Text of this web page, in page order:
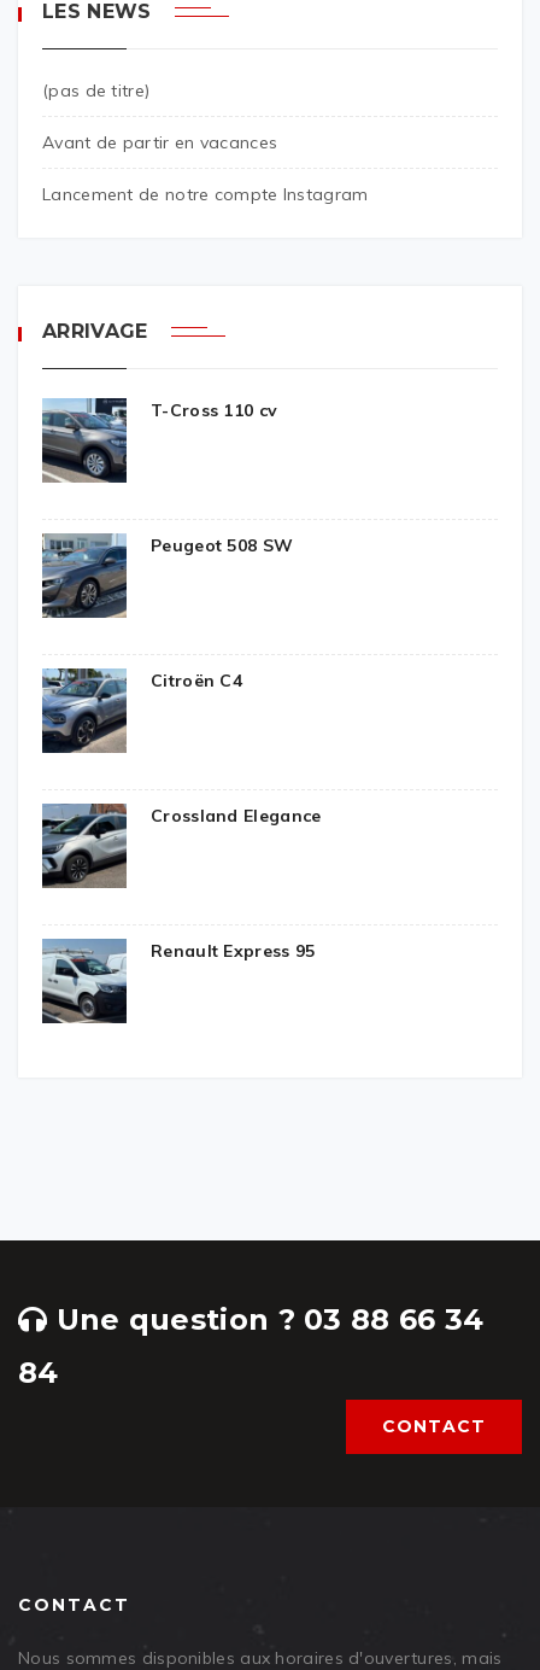
LES NEWS
(pas de titre)
Avant de partir en vacances
Lancement de notre compte Instagram
ARRIVAGE
T-Cross 110 cv
Peugeot 508 SW
Citroën C4
Crossland Elegance
Renault Express 95
Une question ? 03 88 66 34
84
CONTACT
CONTACT
Nous sommes disponibles aux horaires d'ouvertures, mais